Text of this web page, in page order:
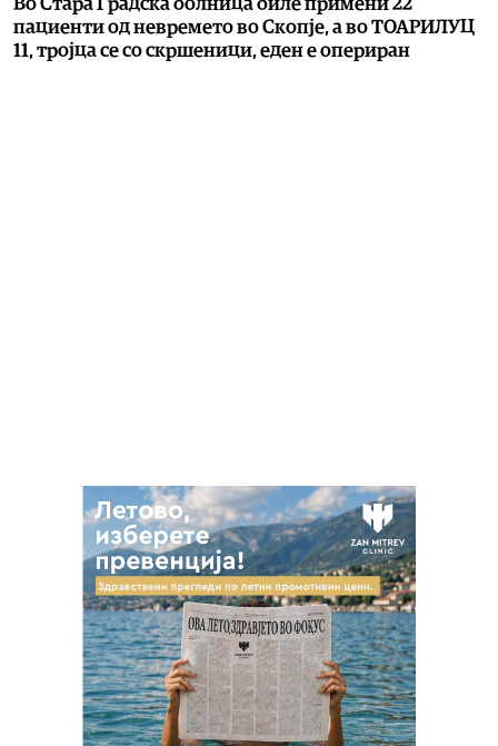
Во Стара Градска болница биле примени 22
пациенти од невремето во Скопје, а во ТОАРИЛУЦ
11, тројца се со скршеници, еден е опериран